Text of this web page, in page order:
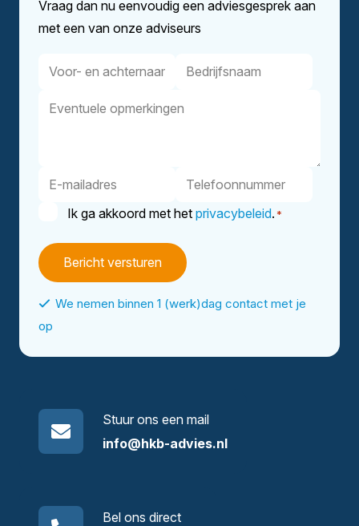
Vraag dan nu eenvoudig een adviesgesprek aan
met een van onze adviseurs
Voor-
achternaam
Bedrijfsnaam
Eventuele
E-
Telefoonnummer
Instemming
Ik ga akkoord met het privacybeleid. *
We nemen binnen 1 (werk)dag contact met je
op
Stuur ons een mail
info@hkb-advies.nl
Bel ons direct